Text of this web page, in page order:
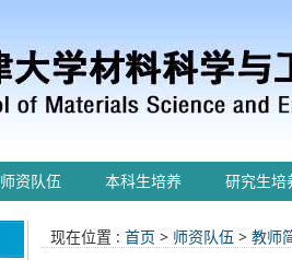
师资队伍 本科生培养 研究生培
现在位置 : 首页 > 师资队伍 > 教师